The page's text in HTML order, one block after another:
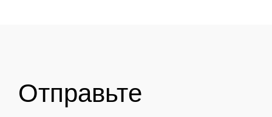
Отправьте